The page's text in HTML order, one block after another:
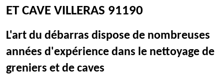
ET CAVE VILLERAS 91190
L'art du débarras dispose de nombreuses
années d'expérience dans le nettoyage de
greniers et de caves